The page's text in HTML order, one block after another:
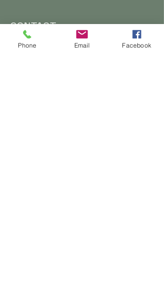
CONTACT
078 618 20 70
Phone Email Facebook